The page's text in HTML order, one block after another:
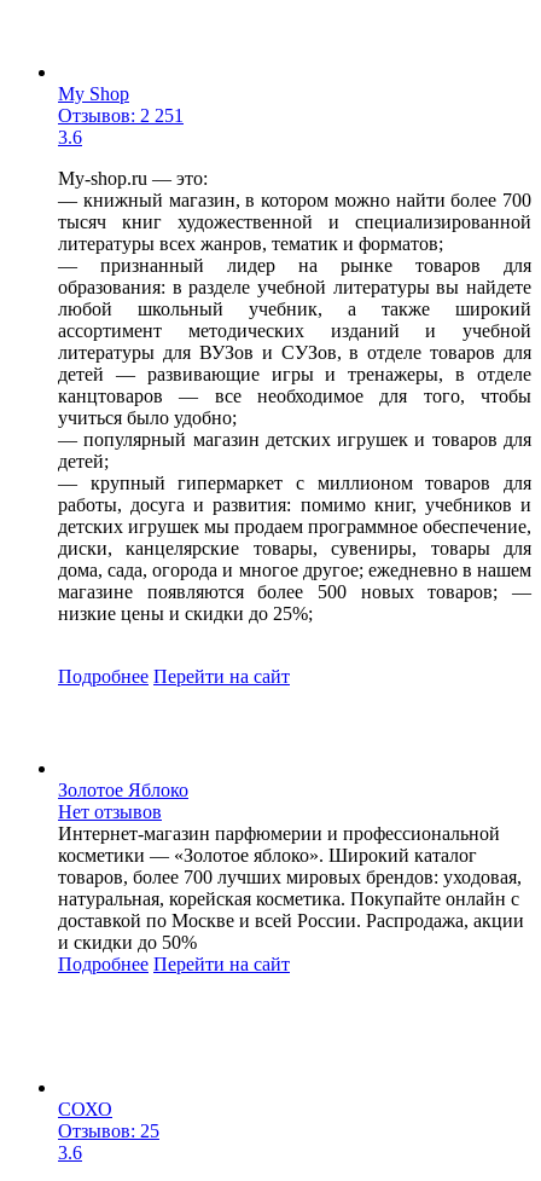
My Shop
Отзывов: 2 251
3.6
My-shop.ru — это:
— книжный магазин, в котором можно найти более 700
тысяч книг художественной и специализированной
литературы всех жанров, тематик и форматов;
— признанный лидер на рынке товаров для
образования: в разделе учебной литературы вы найдете
любой школьный учебник, а также широкий
ассортимент методических изданий и учебной
литературы для ВУЗов и СУЗов, в отделе товаров для
детей — развивающие игры и тренажеры, в отделе
канцтоваров — все необходимое для того, чтобы
учиться было удобно;
— популярный магазин детских игрушек и товаров для
детей;
— крупный гипермаркет с миллионом товаров для
работы, досуга и развития: помимо книг, учебников и
детских игрушек мы продаем программное обеспечение,
диски, канцелярские товары, сувениры, товары для
дома, сада, огорода и многое другое; ежедневно в нашем
магазине появляются более 500 новых товаров; —
низкие цены и скидки до 25%;
Подробнее Перейти на сайт
Золотое Яблоко
Нет отзывов
Интернет-магазин парфюмерии и профессиональной
косметики — «Золотое яблоко». Широкий каталог
товаров, более 700 лучших мировых брендов: уходовая,
натуральная, корейская косметика. Покупайте онлайн с
доставкой по Москве и всей России. Распродажа, акции
и скидки до 50%
Подробнее Перейти на сайт
СОХО
Отзывов: 25
3.6